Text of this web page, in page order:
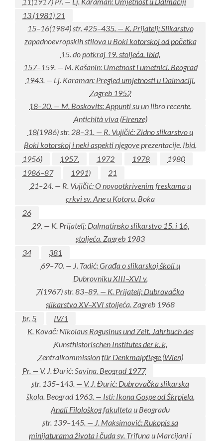
13 (1981) 21
15–16(1984) str. 425–435. — K. Prijatelj: Slikarstvo
zapadnoevropskih stilova u Boki kotorskoj od početka
15. do potkraj 19. stoljeća. Ibid.
157–159. — M. Kašanin: Umetnost i umetnici. Beograd
1943. — Lj. Karaman: Pregled umjetnosti u Dalmaciji.
Zagreb 1952
18–20. — M. Boskovits: Appunti su un libro recente.
Antichità viva (Firenze)
18(1986) str. 28–31. — R. Vujičić: Zidno slikarstvo u
Boki kotorskoj i neki aspekti njegove prezentacije. Ibid.
1956)
1957. 1972 1978
1980
1986–87
1991)
21
21–24. — R. Vujičić: O novootkrivenim freskama u
crkvi sv. Ane u Kotoru. Boka
26
29. — K. Prijatelj: Dalmatinsko slikarstvo 15. i 16.
stoljeća. Zagreb 1983
34
381
69–70. — J. Tadić: Građa o slikarskoj školi u
Dubrovniku XIII–XVI v.
7(1967) str. 83–89. — K. Prijatelj: Dubrovačko
slikarstvo XV–XVI stoljeća. Zagreb 1968
br. 5
IV/1
K. Kovač: Nikolaus Ragusinus und Zeit. Jahrbuch des
Kunsthistorischen Institutes der k. k.
Zentralkommission für Denkmalpflege (Wien)
Pr. — V. J. Đurić: Savina. Beograd 1977
str. 135–143. — V. J. Đurić: Dubrovačka slikarska
škola. Beograd 1963. — Isti: Ikona Gospe od Škrpjela.
Anali Filološkog fakulteta u Beogradu
str. 139–145. — J. Maksimović: Rukopis sa
minijaturama života i čuda sv. Trifuna u Marcijani i